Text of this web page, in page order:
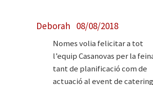
Deborah 08/08/2018
Nomes volia felicitar a tot
l’equip Casanovas per la
tant de planificació com de
actuació al event de catering